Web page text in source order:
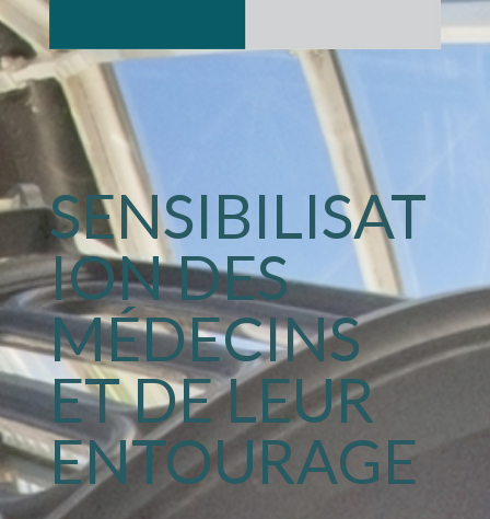
SENSIBILISAT
ION DES
MÉDECINS
ET DE LEUR
ENTOURAGE